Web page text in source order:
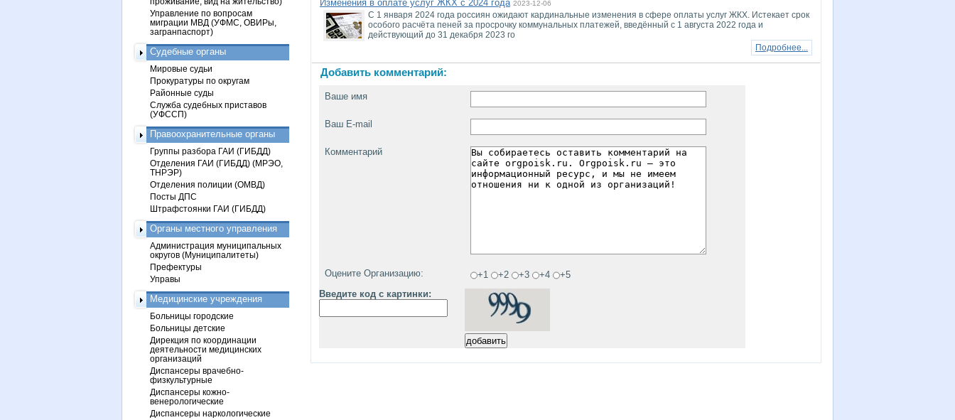
Изменения в оплате услуг ЖКХ с 2024 года 2023-12-06
С 1 января 2024 года россиян ожидают кардинальные изменения в сфере оплаты услуг ЖКХ. Истекает срок
особого расчёта пеней за просрочку коммунальных платежей, введённый с 1 августа 2022 года и
действующий до 31 декабря 2023 го
Подробнее...
Добавить комментарий:
Ваше имя
Ваш E-mail
Комментарий
Оцените Организацию: +1 +2 +3 +4
+5
Введите код с картинки:
Управление по вопросам
миграции МВД (УФМС, ОВИРы,
загранпаспорт)
Судебные органы
Мировые судьи
Прокуратуры по округам
Районные суды
Служба судебных приставов
(УФССП)
Правоохранительные органы
Группы разбора ГАИ (ГИБДД)
Отделения ГАИ (ГИБДД) (МРЭО,
ТНРЭР)
Отделения полиции (ОМВД)
Посты ДПС
Штрафстоянки ГАИ (ГИБДД)
Органы местного управления
Администрация муниципальных
округов (Муниципалитеты)
Префектуры
Управы
Медицинские учреждения
Больницы городские
Больницы детские
Дирекция по координации
деятельности медицинских
организаций
Диспансеры врачебно-
физкультурные
Диспансеры кожно-
венерологические
Диспансеры наркологические